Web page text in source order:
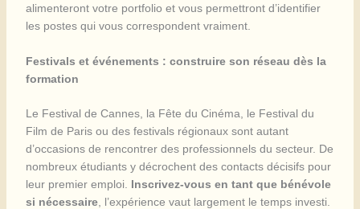
alimenteront votre portfolio et vous permettront d’identifier
les postes qui vous correspondent vraiment.
Festivals et événements : construire son réseau dès la
formation
Le Festival de Cannes, la Fête du Cinéma, le Festival du
Film de Paris ou des festivals régionaux sont autant
d’occasions de rencontrer des professionnels du secteur. De
nombreux étudiants y décrochent des contacts décisifs pour
leur premier emploi. Inscrivez-vous en tant que bénévole
si nécessaire, l’expérience vaut largement le temps investi.